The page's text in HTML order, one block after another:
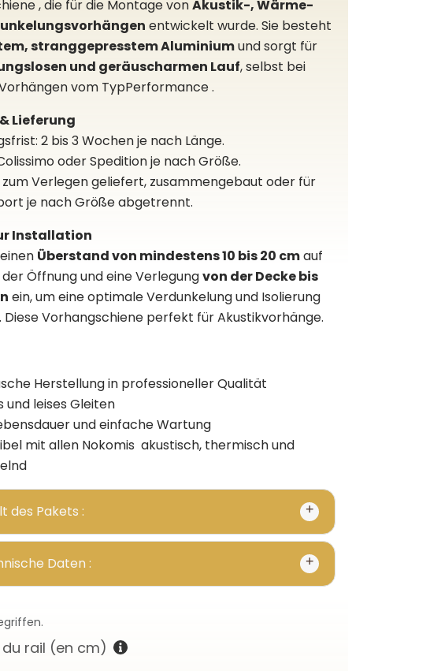
, die für die Montage vonAkustik-, Wärme-
entwickelt wurde. Sie besteht
stranggepresstem Aluminiumund sorgt für
und geräuscharmen Lauf, selbst bei
vom TypPerformance .
Lieferung
2 bis 3 Wochen je nach Länge.
oder Spedition je nach Größe.
Verlegen geliefert, zusammengebaut oder für
je nach Größe abgetrennt.
Installation
Überstand von mindestens 10 bis 20 cmauf
Öffnung und eine Verlegungvon der Decke bis
ein, um eine optimale Verdunkelung und Isolierung
Diese Vorhangschiene perfekt für Akustikvorhänge.
Herstellung in professioneller Qualität
und leises Gleiten
und einfache Wartung
mit allen Nokomis akustisch, thermisch und
des Pakets :
Daten :
du rail (en cm)